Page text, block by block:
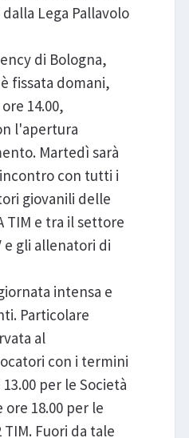
Lega Pallavolo
di Bologna,
fissata domani,
14.00,
l'apertura
Martedì sarà
con tutti i
giovanili delle
TIM e tra il settore
e gli allenatori di
intensa e
Particolare
al
con i termini
per le Società
ore 18.00 per le
TIM. Fuori da tale